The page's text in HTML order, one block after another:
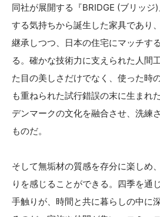
同社が展開する『BRIDGE (ブリッジ
する気持ちから誕生した家具であり
継承しつつ、日本の住宅にマッチす
る。確かな技術力に支えられた人間
た目の美しさだけでなく、使った時
も重ねられた試行錯誤の末に生まれ
デンマークの文化を融合させ、洗練
ものだ。
そして無垢材の質感を存分に楽しめ
りを感じることができる。四季を通
手触りが、時間と共に暮らしの中に